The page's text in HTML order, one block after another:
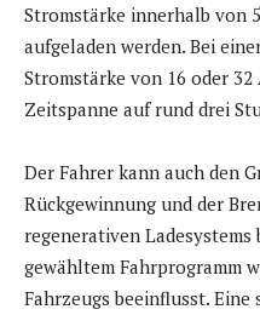
Stromstärke innerhalb von
aufgeladen werden. Bei
Stromstärke von 16 oder
Zeitspanne auf rund drei
Der Fahrer kann auch den
Rückgewinnung und der
regenerativen Ladesystems
gewähltem Fahrprogramm
Fahrzeugs beeinflusst.